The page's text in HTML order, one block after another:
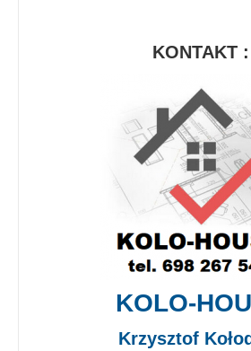
KONTAKT :
KOLO-
Krzysztof